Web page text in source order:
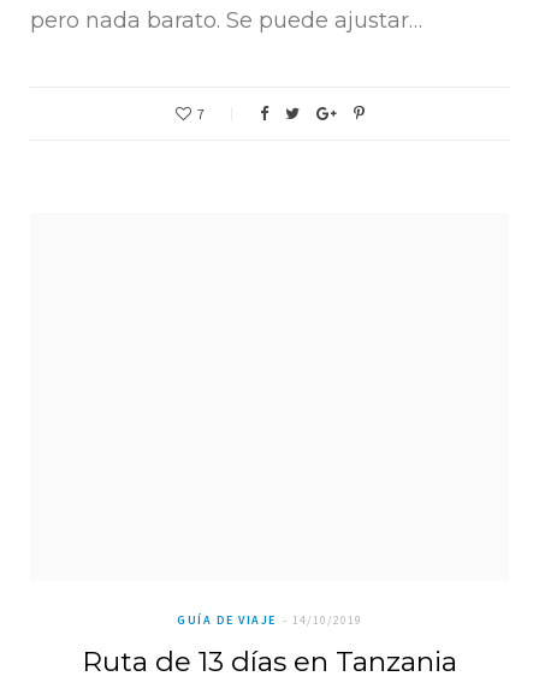
pero nada barato. Se puede ajustar…
7
GUÍA DE VIAJE 14/10/2019
Ruta de 13 días en Tanzania